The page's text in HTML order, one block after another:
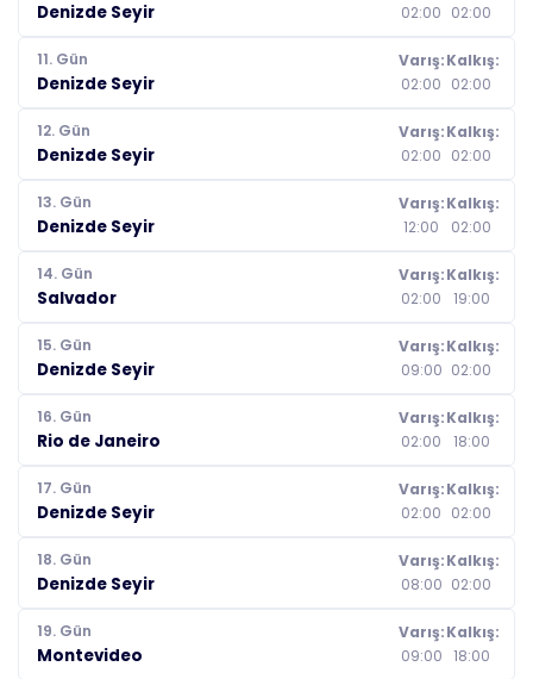
Denizde Seyir
02:00 02:00
11. Gün
Denizde Seyir
Varış:
02:00
Kalkış:
02:00
12. Gün
Denizde Seyir
Varış:
02:00
Kalkış:
02:00
13. Gün
Denizde Seyir
Varış:
12:00
Kalkış:
02:00
14. Gün
Salvador
Varış:
02:00
Kalkış:
19:00
15. Gün
Denizde Seyir
Varış:
09:00
Kalkış:
02:00
16. Gün
Rio de Janeiro
Varış:
02:00
Kalkış:
18:00
17. Gün
Denizde Seyir
Varış:
02:00
Kalkış:
02:00
18. Gün
Denizde Seyir
Varış:
08:00
Kalkış:
02:00
19. Gün
Montevideo
Varış:
09:00
Kalkış:
18:00